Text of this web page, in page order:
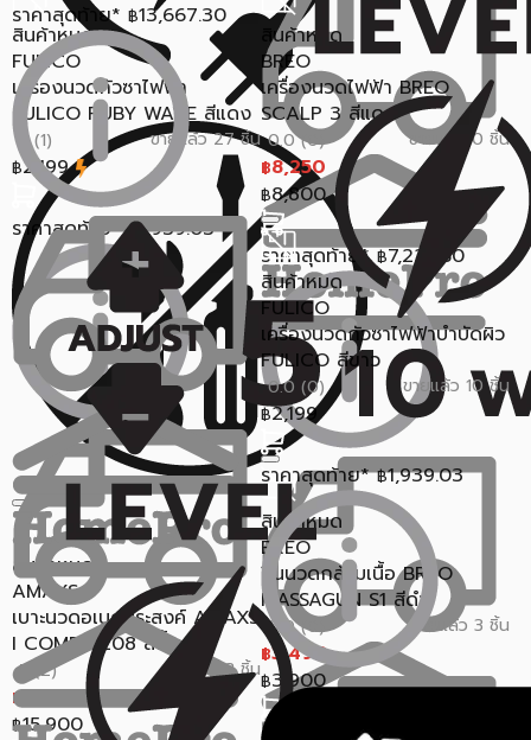
สินค้าหมด
AMAXS
เบาะนวดอเนกประสงค์ AMAXS
I COMFY 208 สีน้ำเงิน
5 (2) ขายแล้ว 3 ชิ้น
฿7,900
฿15,900
สินค้าหมด
FULICO
เครื่องนวดกัวซาไฟฟ้า
FULICO RUBY WAVE สีแดง
5 (1) ขายแล้ว 27 ชิ้น
฿2,199
ราคาสุดท้าย* ฿1,939.03
สินค้าหมด
BREO
เครื่องนวดไฟฟ้า BREO
SCALP 3 สีแดง
0.0 (0) ขายแล้ว 0 ชิ้น
฿8,250
฿8,800
ราคาสุดท้าย* ฿7,226.50
ราคาสุดท้าย* ฿13,667.30
สินค้าหมด
BREO
ปืนนวดกล้ามเนื้อ BREO
MASSAGUN S1 สีดำ
0.0 (0) ขายแล้ว 3 ชิ้น
฿3,490
฿3,900
สินค้าหมด
FULICO
เครื่องนวดกัวซาไฟฟ้าบำบัดผิว
FULICO สีขาว
0.0 (0) ขายแล้ว 10 ชิ้น
฿2,199
ราคาสุดท้าย* ฿1,939.03